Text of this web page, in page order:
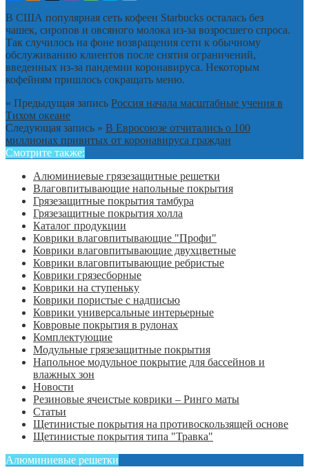
В США популярная сеть кофеен Starbucks осталась без
чашек, сиропов и овсяного молока из-за возросшего спроса.
Так случилось на фоне возвращения сети к обычному
обслуживанию клиентов после снятия ограничений,
введенных из-за пандемии коронавируса. Некоторым
кофейням пришлось сокращать меню.
« Предыдущая запись Россия начала масштабные учения в
Тихом океане
Следующая запись » В Евросоюзе отчитались о 100
миллионах привитых от коронавируса граждан
Смотрите также:
Алюминиевые грязезащитные решетки
Влаговпитывающие напольные покрытия
Грязезащитные покрытия тамбура
Грязезащитные покрытия холла
Каталог продукции
Коврики влаговпитывающие "Профи"
Коврики влаговпитывающие двухцветные
Коврики влаговпитывающие ребристые
Коврики грязесборные
Коврики на ступеньку
Коврики пористые с надписью
Коврики универсальные интерьерные
Ковровые покрытия в рулонах
Комплектующие
Модульные грязезащитные покрытия
Напольное модульное покрытие для бассейнов и
влажных зон
Новости
Резиновые ячеистые коврики – Ринго маты
Статьи
Щетинистые покрытия на противоскользящей основе
Щетинистые покрытия типа "Травка"
Алюминиевые решетки